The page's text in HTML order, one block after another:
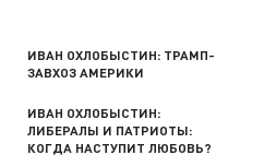
ИВАН ОХЛОБЫСТИН: ТРАМП-
ЗАВХОЗ АМЕРИКИ
ИВАН ОХЛОБЫСТИН:
ЛИБЕРАЛЫ И ПАТРИОТЫ:
КОГДА НАСТУПИТ ЛЮБОВЬ?